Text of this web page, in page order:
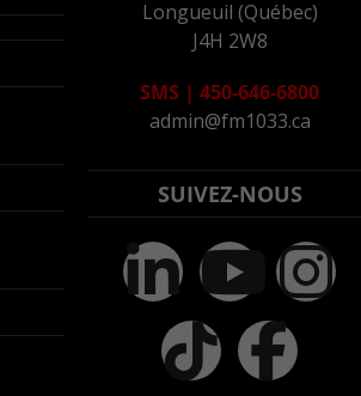
Longueuil (Québec)
J4H 2W8
SMS | 450-646-6800
admin@fm1033.ca
SUIVEZ-NOUS